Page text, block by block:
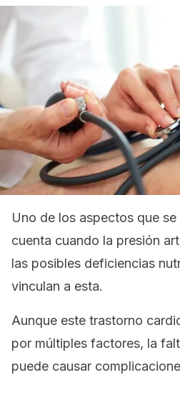
Uno de los aspectos que
cuenta cuando la presión
las posibles deficiencias
vinculan a esta.
Aunque este trastorno
por múltiples factores, la
puede causar